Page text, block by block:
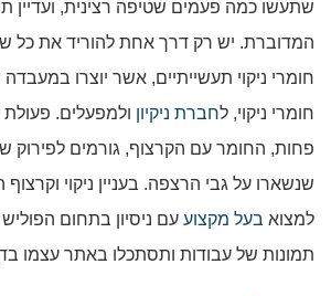
שתעשו כמה פעמים שטיפה רצינית, ועדיין
המדוברת. יש רק דרך אחת להוריד את כל
חומרי ניקוי תעשייתיים, אשר יוצרו במעבדה
חומרי ניקוי, לחברת ניקיון ולמפעלים.
פחות, החומר עם הקרצוף, גורמים לפירוק
שנשארו על גבי הרצפה. בעניין ניקוי
למצוא בעל מקצוע עם ניסיון בתחום
תמונות של עבודות ותסתכלו באתר עצמו